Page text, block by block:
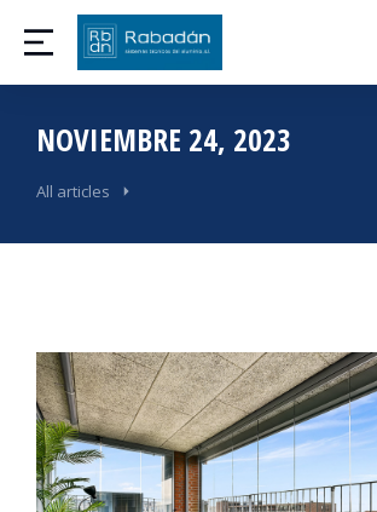
NOVIEMBRE 24, 2023
All articles